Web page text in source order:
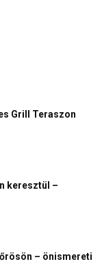
Grill Teraszon
keresztül –
– önismereti